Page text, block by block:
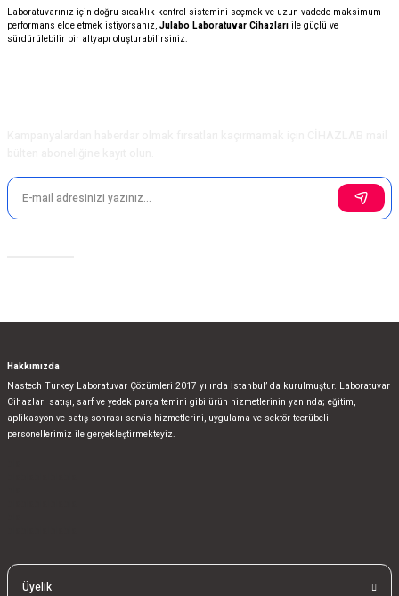
Laboratuvarınız için doğru sıcaklık kontrol sistemini seçmek ve uzun vadede maksimum
performans elde etmek istiyorsanız, Julabo Laboratuvar Cihazları ile güçlü ve
sürdürülebilir bir altyapı oluşturabilirsiniz.
Hakkımızda
Nastech Turkey Laboratuvar Çözümleri 2017 yılında İstanbul’ da kurulmuştur. Laboratuvar
Cihazları satışı, sarf ve yedek parça temini gibi ürün hizmetlerinin yanında; eğitim,
aplikasyon ve satış sonrası servis hizmetlerini, uygulama ve sektör tecrübeli
personellerimiz ile gerçekleştirmekteyiz.
Üyelik